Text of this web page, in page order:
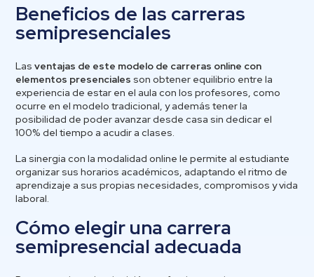
Beneficios de las carreras
semipresenciales
Las ventajas de este modelo de carreras online con
elementos presencialesson obtener equilibrio entre la
experiencia de estar en el aula con los profesores, como
ocurre en el modelo tradicional, y además tener la
posibilidad de poder avanzar desde casa sin dedicar el
100% del tiempo a acudir a clases.
La sinergia con la modalidad online le permite al estudiante
organizar sus horarios académicos, adaptando el ritmo de
aprendizaje a sus propias necesidades, compromisos y vida
laboral.
Cómo elegir una carrera
semipresencial adecuada